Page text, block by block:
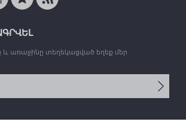
առաջինը տեղեկացված եղեք մեր